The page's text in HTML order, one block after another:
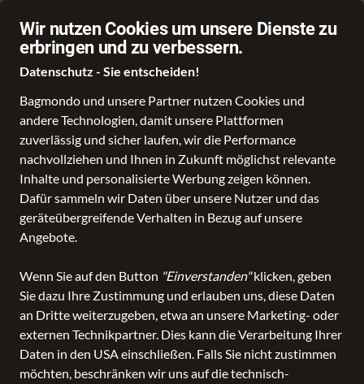
Wir nutzen Cookies um unsere Dienste zu
erbringen und zu verbessern.
Datenschutz - Sie entscheiden!
Bagmondo und unsere Partner nutzen Cookies und
andere Technologien, damit unsere Plattformen
zuverlässig und sicher laufen, wir die Performance
nachvollziehen und Ihnen in Zukunft möglichst relevante
Inhalte und personalisierte Werbung zeigen können.
Dafür sammeln wir Daten über unsere Nutzer und das
geräteübergreifende Verhalten in Bezug auf unsere
Angebote.
Wenn Sie auf den Button "Einverstanden"klicken, geben
Sie dazu Ihre Zustimmung und erlauben uns, diese Daten
an Dritte weiterzugeben, etwa an unsere Marketing- oder
externen Technikpartner. Dies kann die Verarbeitung Ihrer
Daten in den USA einschließen. Falls Sie nicht zustimmen
möchten, beschränken wir uns auf die technisch-
Reise Business Freizeit Fashion & Lifestyle